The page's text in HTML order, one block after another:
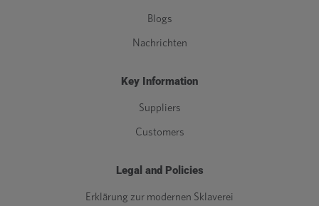
Blogs
Nachrichten
Key Information
Suppliers
Customers
Legal and Policies
Erklärung zur modernen Sklaverei